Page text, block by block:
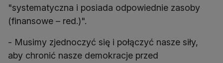
"systematyczna i posiada odpowiednie zasoby
(finansowe – red.)".
- Musimy zjednoczyć się i połączyć nasze siły,
aby chronić nasze demokracje przed